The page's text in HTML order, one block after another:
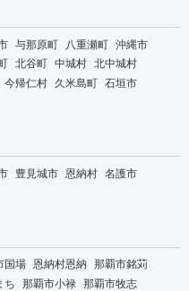
与那原町 八重瀬町 沖縄市
北谷町 中城村 北中城村
今帰仁村 久米島町 石垣市
豊見城市 恩納村 名護市
国場 恩納村恩納 那覇市銘苅
ち 那覇市小禄 那覇市牧志